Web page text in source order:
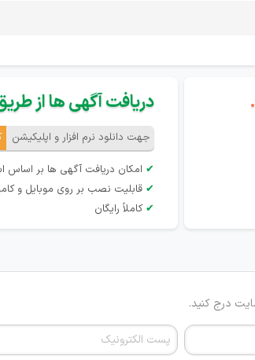
دریافت آگهی ها از
جهت دانلود نرم افزار و اپلیکیشن
✔ امکان دریافت آگهی ها بر اساس
✔ قابلیت نصب بر روی موبایل و
✔ کاملاً رایگان
درج کنید.